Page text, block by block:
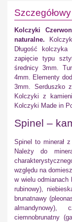
Kolczyki
naturalne.
Długość
zapięcie typu
średnicy 3mm.
4mm. Elementy
3mm. Serduszko
Kolczyki z
Kolczyki Made in
Spinel –
Spinel to minerał
Należy do
względu na
w wielu odmianach
rubinowy),
brunatnawy
ciemnobrunatny